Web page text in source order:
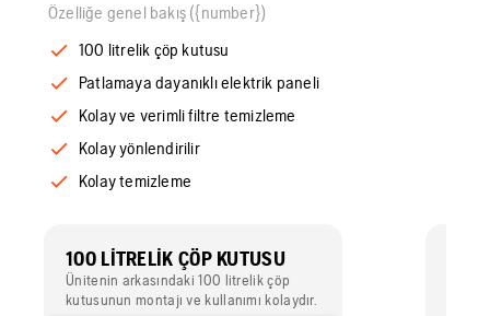
Özelliğe genel bakış ({number})
100 litrelik çöp kutusu
Patlamaya dayanıklı elektrik paneli
Kolay ve verimli filtre temizleme
Kolay yönlendirilir
Kolay temizleme
100 LITRELIK ÇÖP KUTUSU
Ünitenin arkasındaki 100 litrelik çöp
kutusunun montajı ve kullanımı kolaydır.